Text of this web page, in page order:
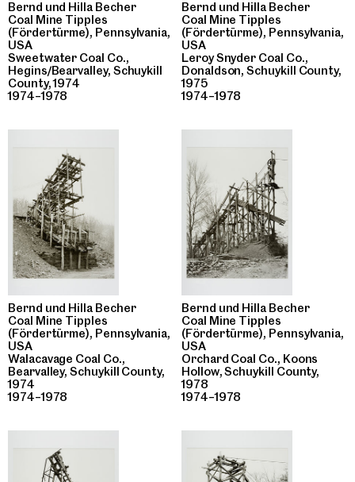
Bernd und Hilla Becher
Coal Mine Tipples
(Fördertürme), Pennsylvania,
USA
Sweetwater Coal Co.,
Hegins/Bearvalley, Schuykill
County, 1974
1974–1978
Bernd und Hilla Becher
Coal Mine Tipples
(Fördertürme), Pennsylvania,
USA
Leroy Snyder Coal Co.,
Donaldson, Schuykill County,
1975
1974–1978
Bernd und Hilla Becher
Coal Mine Tipples
(Fördertürme), Pennsylvania,
USA
Walacavage Coal Co.,
Bearvalley, Schuykill County,
1974
1974–1978
Bernd und Hilla Becher
Coal Mine Tipples
(Fördertürme), Pennsylvania,
USA
Orchard Coal Co., Koons
Hollow, Schuykill County,
1978
1974–1978